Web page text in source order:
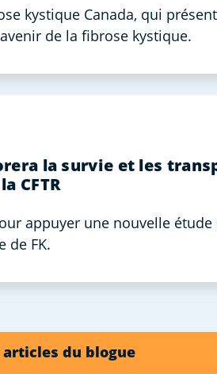
kystique Canada, qui
de la fibrose kystique.
la survie et les
CFTR
appuyer une nouvelle
de FK.
articles du blogue